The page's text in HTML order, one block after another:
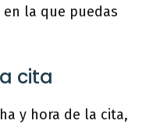
la que puedas
cita
y hora de la cita,